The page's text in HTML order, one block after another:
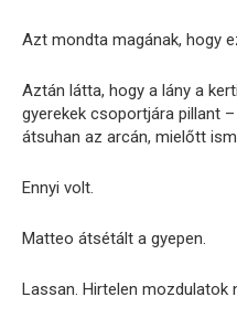
Azt mondta magának, hogy
Aztán látta, hogy a lány a
gyerekek csoportjára pillant
átsuhan az arcán, mielőtt
Ennyi volt.
Matteo átsétált a gyepen.
Lassan. Hirtelen mozdulatok